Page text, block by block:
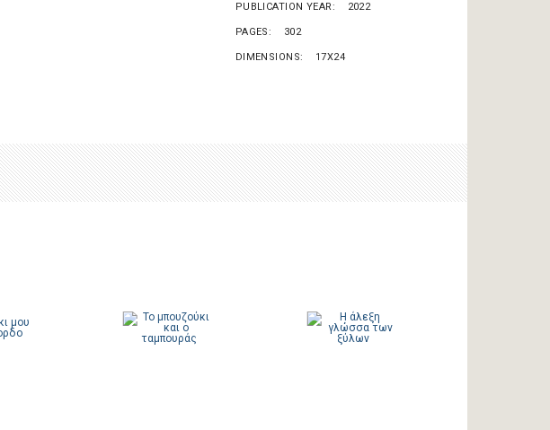
PUBLICATION YEAR 2022
PAGES 302
DIMENSIONS 17X24